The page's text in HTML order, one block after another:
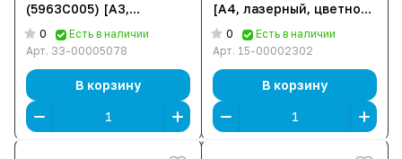
(5963C005) [A3,
лазерный, цветной, 1200
x 1200 DPI, Дуплекс, Wi-
0
Есть в наличии
Арт. 33-00005078
В корзину
[A4, лазерный, цветной,
600 x 600 DPI, Дуплекс,
АПД, Wi-Fi, Ethernet (RJ-
0
Есть в наличии
Арт. 15-00002302
В корзину